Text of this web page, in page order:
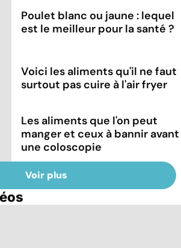
Poulet blanc ou jaune : lequel
est le meilleur pour la santé ?
Voici les aliments qu'il ne faut
surtout pas cuire à l'air fryer
Les aliments que l'on peut
manger et ceux à bannir avant
une coloscopie
Voir plus